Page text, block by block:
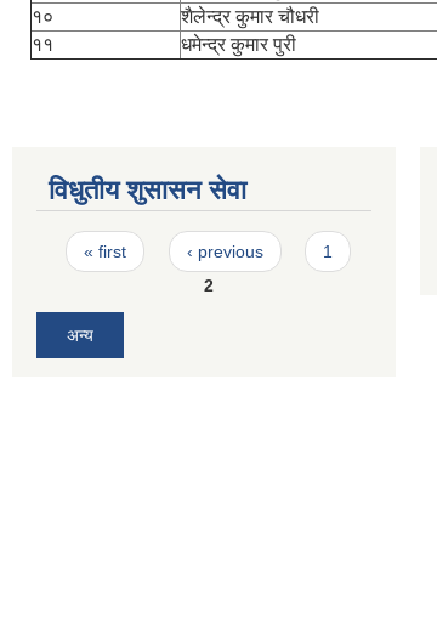
१०
शैलेन्द्र कुमार चौधरी
११
धमेन्द्र कुमार पुरी
विधुतीय शुसासन सेवा
Pages
« first ‹ previous
1
2
अन्य